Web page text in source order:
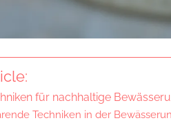
für nachhaltige
Techniken in der